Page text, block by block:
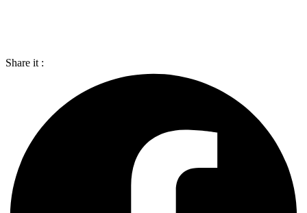
Share it :